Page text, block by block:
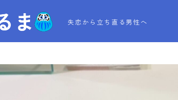
失恋から立ち直る男性へ